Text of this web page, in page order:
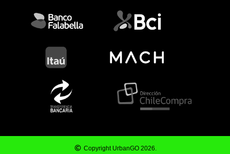
Copyright UrbanGO 2026.